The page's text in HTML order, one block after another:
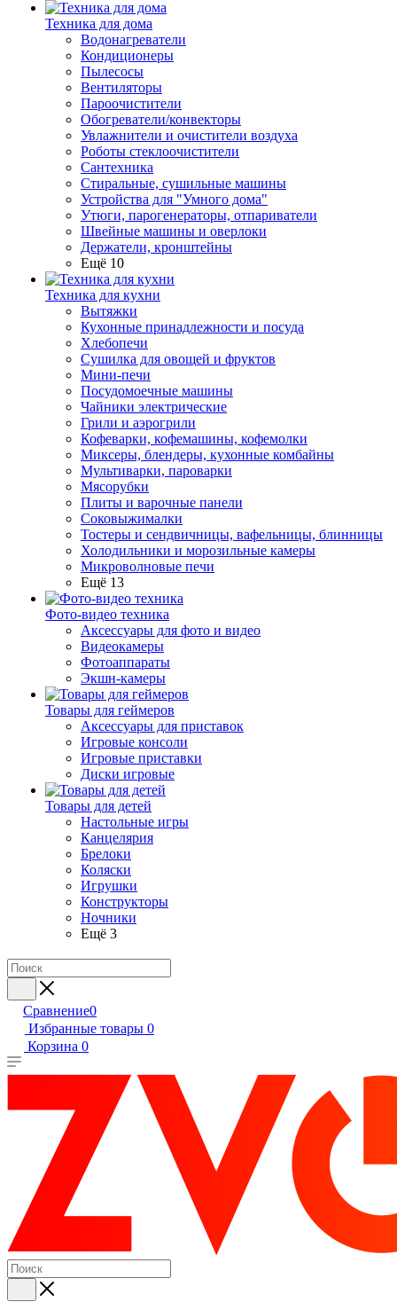
Техника для дома
Водонагреватели
Кондиционеры
Пылесосы
Вентиляторы
Пароочистители
Обогреватели/конвекторы
Увлажнители и очистители воздуха
Роботы стеклоочистители
Сантехника
Стиральные, сушильные машины
Устройства для "Умного дома"
Утюги, парогенераторы, отпариватели
Швейные машины и оверлоки
Держатели, кронштейны
Ещё 10
Техника для кухни
Вытяжки
Кухонные принадлежности и посуда
Хлебопечи
Сушилка для овощей и фруктов
Мини-печи
Посудомоечные машины
Чайники электрические
Грили и аэрогрили
Кофеварки, кофемашины, кофемолки
Миксеры, блендеры, кухонные комбайны
Мультиварки, пароварки
Мясорубки
Плиты и варочные панели
Соковыжималки
Тостеры и сендвичницы, вафельницы, блинницы
Холодильники и морозильные камеры
Микроволновые печи
Ещё 13
Фото-видео техника
Аксессуары для фото и видео
Видеокамеры
Фотоаппараты
Экшн-камеры
Товары для геймеров
Аксессуары для приставок
Игровые консоли
Игровые приставки
Диски игровые
Товары для детей
Настольные игры
Канцелярия
Брелоки
Коляски
Игрушки
Конструкторы
Ночники
Ещё 3
Сравнение0
Избранные товары 0
Корзина 0